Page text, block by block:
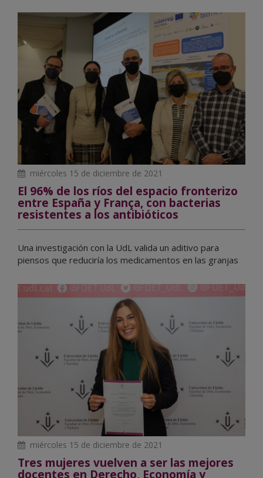
miércoles 15 de diciembre de 2021
El 96% de los ríos del espacio fronterizo
entre España y França, con bacterias
resistentes a los antibióticos
Una investigación con la UdL valida un aditivo para
piensos que reduciría los medicamentos en las granjas
miércoles 15 de diciembre de 2021
Tres mujeres vuelven a ser las mejores
docentes en Derecho, Economía y